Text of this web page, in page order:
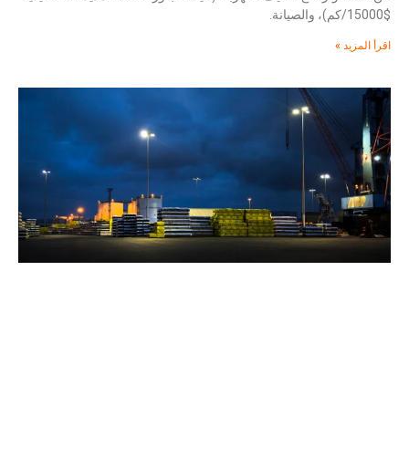
$15000/كم)، والصيانة.
اقرأ المزيد »